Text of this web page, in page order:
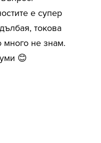
е супер
токова
не знам.
😊